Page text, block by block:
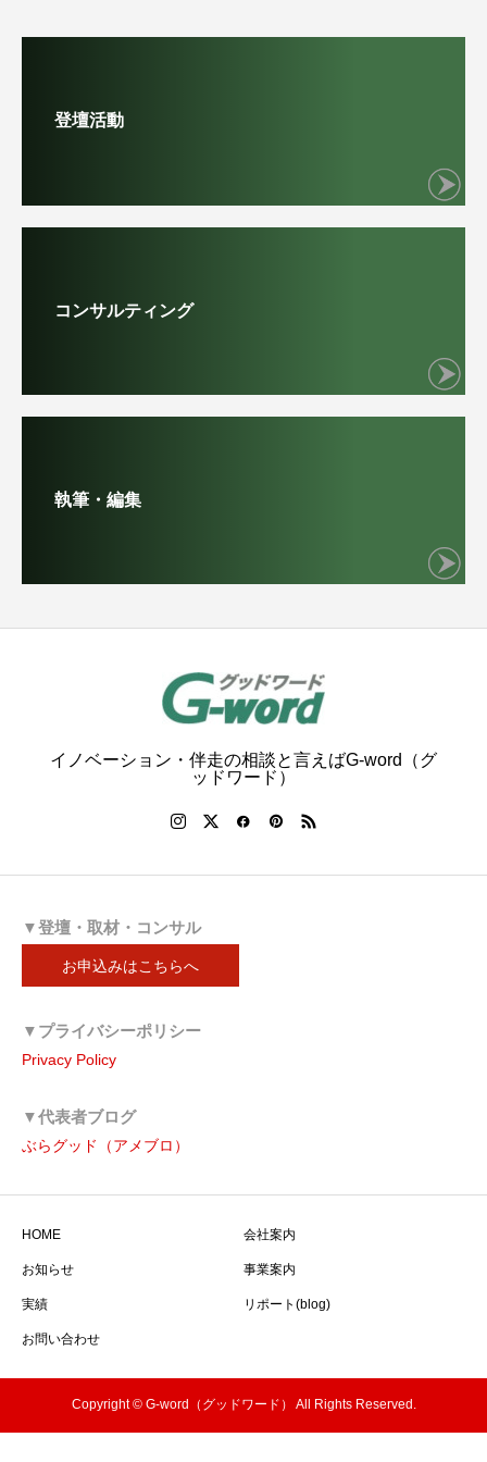
登壇活動
コンサルティング
執筆・編集
イノベーション・伴走の相談と言えばG-word（グ
ッドワード）
▼登壇・取材・コンサル
お申込みはこちらへ
▼プライバシーポリシー
Privacy Policy
▼代表者ブログ
ぶらグッド（アメブロ）
HOME 会社案内
お知らせ 事業案内
実績 リポート(blog)
お問い合わせ
Copyright © G-word（グッドワード） All Rights Reserved.